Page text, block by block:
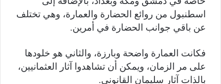
اسطنبول من روائع الحضارة والعمارة، وهي تختلف
عن باقي جوانب الحضارة في أمرين.
فكانت العمارة واضحة وبارزة، والثاني هو خلودها
على مر الزمان، ويمكن أن تشاهدوا آثار العثمانيين،
بالذات آثار سليمان القانوني.